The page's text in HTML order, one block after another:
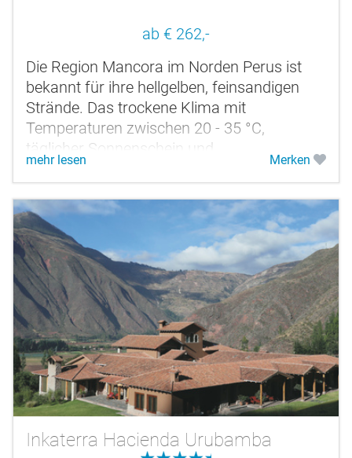
ab € 262,-
Die Region Mancora im Norden Perus ist
bekannt für ihre hellgelben, feinsandigen
Strände. Das trockene Klima mit
Temperaturen zwischen 20 - 35 °C,
täglicher Sonnenschein und
Wassertemperaturen von 20 - 27 °C bieten
ideale...
mehr lesen Merken
Inkaterra Hacienda Urubamba